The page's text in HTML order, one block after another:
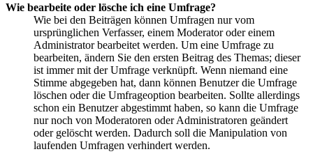
Wie bearbeite oder lösche ich eine Umfrage?
Wie bei den Beiträgen können Umfragen nur vom
ursprünglichen Verfasser, einem Moderator oder einem
Administrator bearbeitet werden. Um eine Umfrage zu
bearbeiten, ändern Sie den ersten Beitrag des Themas; dieser
ist immer mit der Umfrage verknüpft. Wenn niemand eine
Stimme abgegeben hat, dann können Benutzer die Umfrage
löschen oder die Umfrageoption bearbeiten. Sollte allerdings
schon ein Benutzer abgestimmt haben, so kann die Umfrage
nur noch von Moderatoren oder Administratoren geändert
oder gelöscht werden. Dadurch soll die Manipulation von
laufenden Umfragen verhindert werden.